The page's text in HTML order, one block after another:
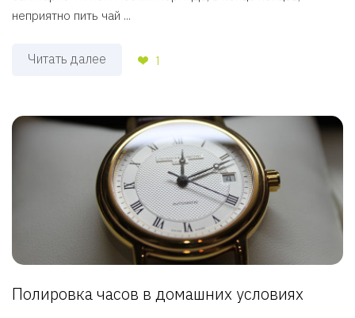
неприятно пить чай ...
Читать далее 1
Полировка часов в домашних условиях